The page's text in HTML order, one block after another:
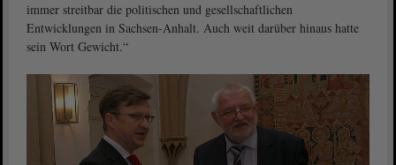
immer streitbar die politischen und gesellschaftlichen
Entwicklungen in Sachsen-Anhalt. Auch weit darüber hinaus hatte
sein Wort Gewicht.“